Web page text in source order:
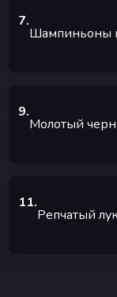
7.
Шампиньоны
9.
Молотый
11.
Репчатый